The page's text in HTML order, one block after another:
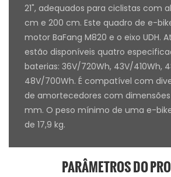
21", adequados para ciclistas com
cm e 200 cm. Este quadro de e-
motor BaFang M820 e o eixo UDH.
estão disponíveis quatro
baterias: 36V/720Wh, 43V/410Wh,
48V/700Wh. É compatível com
de amortecedores com dimensões
mm. O peso mínimo de uma e-
de 17,9 kg.
PARÂMETROS DO